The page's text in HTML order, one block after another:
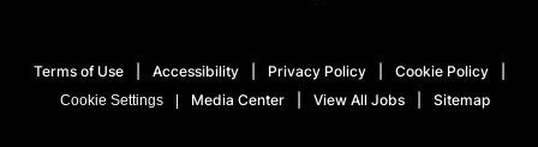
Terms of Use Accessibility Privacy Policy Cookie Policy
Cookie Settings Media Center View All Jobs Sitemap